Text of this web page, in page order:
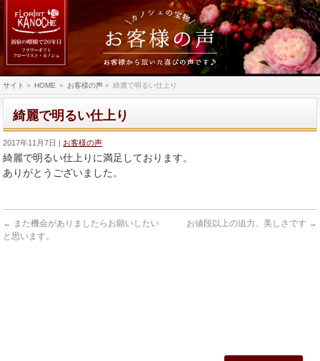
サイト » HOME » お客様の声 » 綺麗で明るい仕上り
綺麗で明るい仕上り
2017年11月7日 お客様の声
綺麗で明るい仕上りに満足しております。
ありがとうございました。
← また機会がありましたらお願いしたい
と思います。
お値段以上の迫力、美しさです →